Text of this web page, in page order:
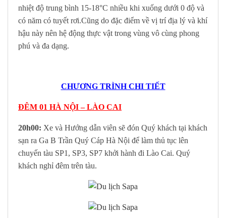
nhiệt độ trung bình 15-18°C nhiều khi xuống dưới 0 độ và
có năm có tuyết rơi.Cũng do đặc điểm về vị trí địa lý và khí
hậu này nên hệ động thực vật trong vùng vô cùng phong
phú và đa dạng.
CHƯƠNG TRÌNH CHI TIẾT
ĐÊM 01 HÀ NỘI – LÀO CAI
20h00: Xe và Hướng dẫn viên sẽ đón Quý khách tại khách
sạn ra Ga B Trần Quý Cáp Hà Nội để làm thủ tục lên
chuyến tàu SP1, SP3, SP7 khởi hành đi Lào Cai. Quý
khách nghỉ đêm trên tàu.